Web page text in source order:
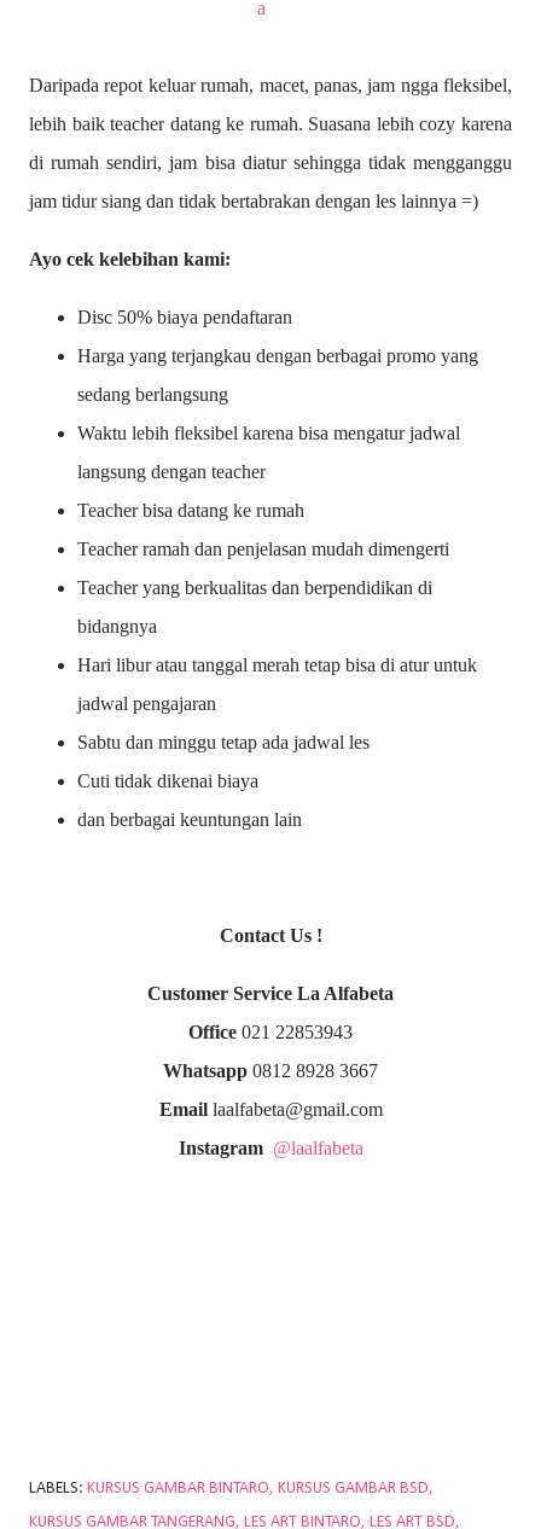
a
Daripada repot keluar rumah, macet, panas, jam ngga fleksibel,
lebih baik teacher datang ke rumah. Suasana lebih cozy karena
di rumah sendiri, jam bisa diatur sehingga tidak mengganggu
jam tidur siang dan tidak bertabrakan dengan les lainnya =)
Ayo cek kelebihan kami:
Disc 50% biaya pendaftaran
Harga yang terjangkau dengan berbagai promo yang
sedang berlangsung
Waktu lebih fleksibel karena bisa mengatur jadwal
langsung dengan teacher
Teacher bisa datang ke rumah
Teacher ramah dan penjelasan mudah dimengerti
Teacher yang berkualitas dan berpendidikan di
bidangnya
Hari libur atau tanggal merah tetap bisa di atur untuk
jadwal pengajaran
Sabtu dan minggu tetap ada jadwal les
Cuti tidak dikenai biaya
dan berbagai keuntungan lain
Contact Us !
Customer Service La Alfabeta
Office 021 22853943
Whatsapp 0812 8928 3667
Emaillaalfabeta@gmail.com
Instagram @laalfabeta
LABELS: KURSUS GAMBAR BINTARO
KURSUS GAMBAR BSD
KURSUS GAMBAR TANGERANG
LES ART BINTARO LES ART BSD